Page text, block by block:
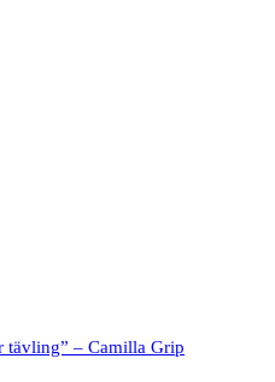
tävling” – Camilla Grip